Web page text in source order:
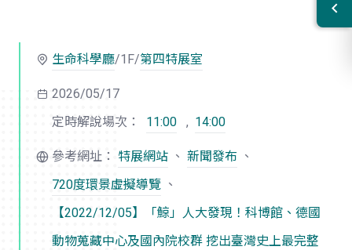
生命科學廳/1F/第四特展室
2026/05/17
定時解說場次：
11:00 , 14:00
參考網址： 特展網站 、 新聞發布 、
720度環景虛擬導覽 、
【2022/12/05】「鯨」人大發現！科博館、德國
動物蒐藏中心及國內院校群 挖出臺灣史上最完整